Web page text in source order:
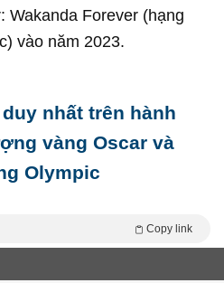
Wakanda Forever (hạng
vào năm 2023.
nhất trên hành
vàng Oscar và
Olympic
Copy link